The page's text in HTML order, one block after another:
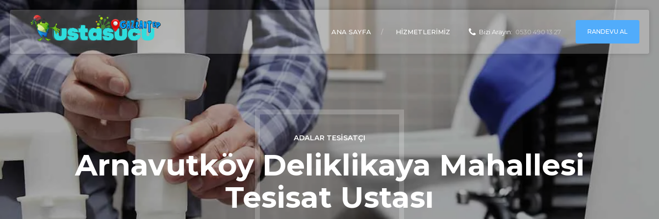
Bizi Arayın: 0530 490 13 27 RANDEVU AL
ANA SAYFA HIZMETLERIMIZ
ADALAR TESISATÇI
Arnavutköy Deliklikaya Mahallesi
Tesisat Ustası